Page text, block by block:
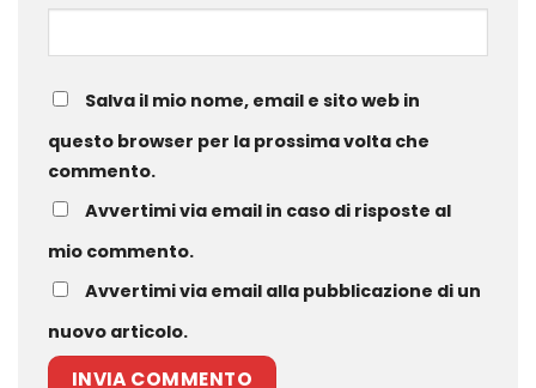
Salva il mio nome, email e sito web in
questo browser per la prossima volta che
commento.
Avvertimi via email in caso di risposte al
mio commento.
Avvertimi via email alla pubblicazione di un
nuovo articolo.